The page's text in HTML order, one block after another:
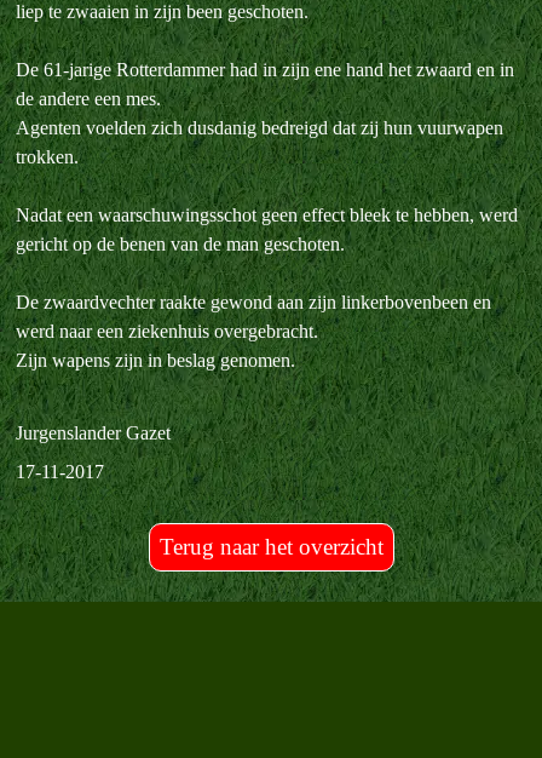
liep te zwaaien in zijn been geschoten.
De 61-jarige Rotterdammer had in zijn ene hand het zwaard en in
de andere een mes.
Agenten voelden zich dusdanig bedreigd dat zij hun vuurwapen
trokken.
Nadat een waarschuwingsschot geen effect bleek te hebben, werd
gericht op de benen van de man geschoten.
De zwaardvechter raakte gewond aan zijn linkerbovenbeen en
werd naar een ziekenhuis overgebracht.
Zijn wapens zijn in beslag genomen.
Jurgenslander Gazet
17-11-2017
Terug naar het overzicht